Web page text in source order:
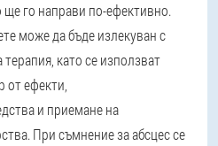
го направи по-ефективно.
може да бъде излекуван с
като се използват
от ефекти,
и приемане на
При съмнение за абсцес се